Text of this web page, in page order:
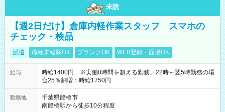
未読
【週2日だけ】倉庫内軽作業スタッフ スマホの
チェック・検品
派遣 職種未経験OK ブランクOK WEB登録・面接OK
給与
時給1400円 ※実働8時間を超える勤務、22時～翌5時勤務の場
合25％割増：時給1750円
勤務地
千葉県船橋市
南船橋駅から徒歩10分程度